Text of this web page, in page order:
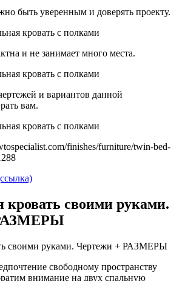
быть уверенным и доверять проекту.
и не занимает много места.
и вариантов данной
вам.
finishes/furniture/twin-bed-
кровать своими руками.
своими руками. Чертежи + РАЗМЕРЫ
свободному пространству
внимание на двух спальную